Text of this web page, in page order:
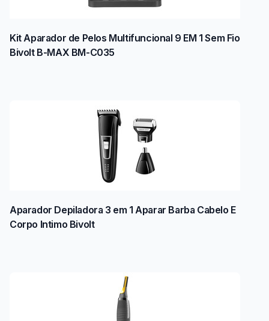
Kit Aparador de Pelos Multifuncional 9 EM 1 Sem Fio
Bivolt B-MAX BM-C035
Aparador Depiladora 3 em 1 Aparar Barba Cabelo E
Corpo Intimo Bivolt